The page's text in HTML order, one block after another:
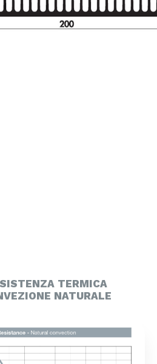
TERMICA
NATURALE